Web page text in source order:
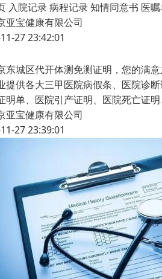
入院记录 病程记录 知情同意书 医
亚宝健康有限公司
27 23:42:01
东城区代开体测免测证明，您的满
提供各大三甲医院病假条、医院诊
明单、医院引产证明、医院死亡证
亚宝健康有限公司
27 23:39:01